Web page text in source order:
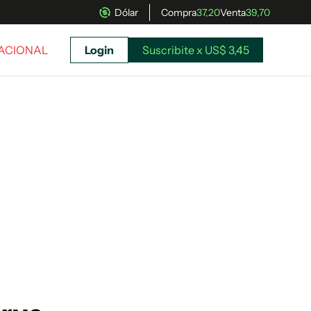
Dólar Compra37,20Venta39,70
Login Suscribite x US$ 3,45